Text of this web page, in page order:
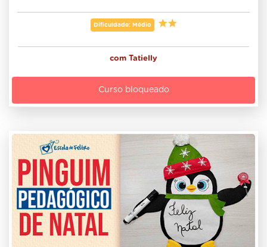
Dificuldade: Médio
com Tatielly
Curso bloqueado